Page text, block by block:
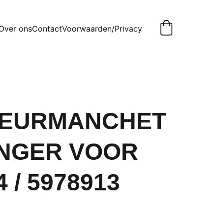
onsContactVoorwaarden/Privacy
VOOR
/ 5978913